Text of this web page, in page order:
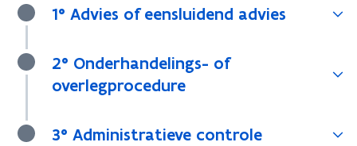
1° Advies of eensluidend advies
2° Onderhandelings- of
overlegprocedure
3° Administratieve controle